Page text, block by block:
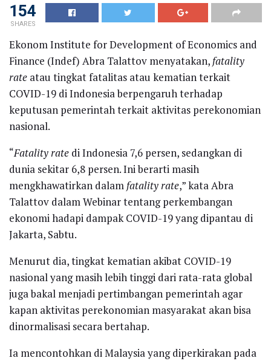
154
SHARES
Ekonom Institute for Development of Economics and
Finance (Indef) Abra Talattov menyatakan, fatality
rate atau tingkat fatalitas atau kematian terkait
COVID-19 di Indonesia berpengaruh terhadap
keputusan pemerintah terkait aktivitas perekonomian
nasional.
“Fatality rate di Indonesia 7,6 persen, sedangkan di
dunia sekitar 6,8 persen. Ini berarti masih
mengkhawatirkan dalam fatality rate,” kata Abra
Talattov dalam Webinar tentang perkembangan
ekonomi hadapi dampak COVID-19 yang dipantau di
Jakarta, Sabtu.
Menurut dia, tingkat kematian akibat COVID-19
nasional yang masih lebih tinggi dari rata-rata global
juga bakal menjadi pertimbangan pemerintah agar
kapan aktivitas perekonomian masyarakat akan bisa
dinormalisasi secara bertahap.
Ia mencontohkan di Malaysia yang diperkirakan pada